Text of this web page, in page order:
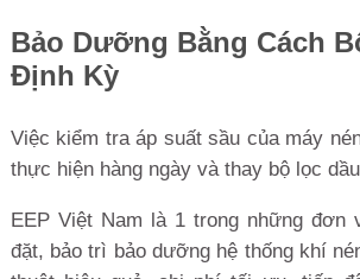
Bảo Dưỡng Bằng Cách
Định Kỳ
Việc kiểm tra áp suất sầu của máy
thực hiện hàng ngày và thay bộ lọc
EEP Việt Nam là 1 trong những đơn
đặt, bảo trì bảo dưỡng hệ thống khí